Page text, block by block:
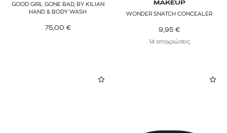
GOOD GIRL GONE BAD, BY KILIAN
HAND & BODY WASH
75,00 €
MAKEUP
WONDER SNATCH CONCEALER
9,95 €
14 αποχρώσεις